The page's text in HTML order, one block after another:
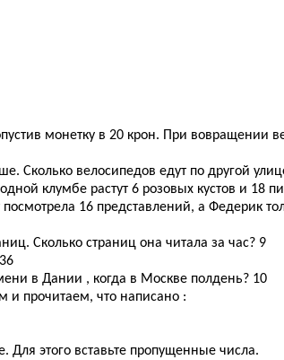
монетку в 20 крон. При вовращении
Сколько велосипедов едут по другой
клумбе растут 6 розовых кустов и 18
16 представлений, а Федерик
Сколько страниц она читала за час? 9
в Дании , когда в Москве полдень? 10
прочитаем, что написано :
этого вставьте пропущенные числа.